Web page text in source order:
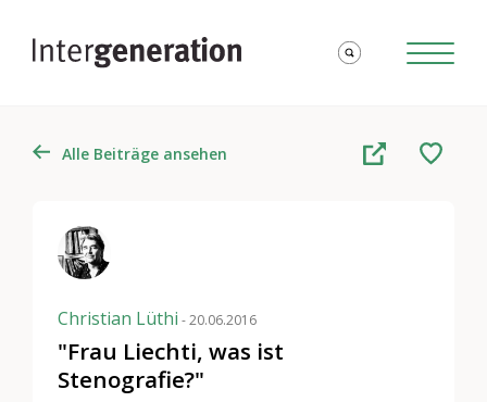
Alle Beiträge ansehen
Christian Lüthi - 20.06.2016
"Frau Liechti, was ist
Stenografie?"